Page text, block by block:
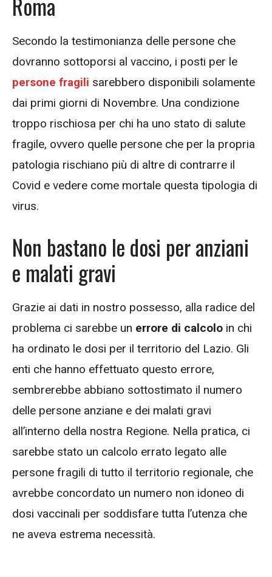
Secondo la testimonianza delle persone che
dovranno sottoporsi al vaccino, i posti per le
persone fragili sarebbero disponibili solamente
dai primi giorni di Novembre. Una condizione
troppo rischiosa per chi ha uno stato di salute
fragile, ovvero quelle persone che per la propria
patologia rischiano più di altre di contrarre il
Covid e vedere come mortale questa tipologia di
virus.
Non bastano le dosi per anziani
e malati gravi
Grazie ai dati in nostro possesso, alla radice del
problema ci sarebbe un errore di calcolo in chi
ha ordinato le dosi per il territorio del Lazio. Gli
enti che hanno effettuato questo errore,
sembrerebbe abbiano sottostimato il numero
delle persone anziane e dei malati gravi
all’interno della nostra Regione. Nella pratica, ci
sarebbe stato un calcolo errato legato alle
persone fragili di tutto il territorio regionale, che
avrebbe concordato un numero non idoneo di
dosi vaccinali per soddisfare tutta l’utenza che
ne aveva estrema necessità.